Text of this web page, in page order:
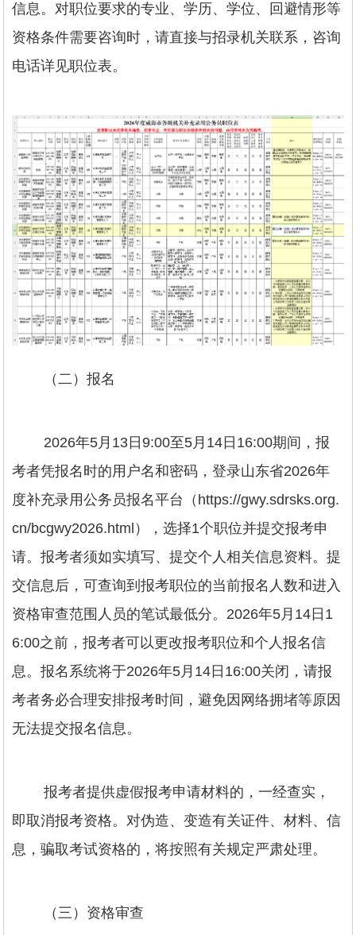
信息。对职位要求的专业、学历、学位、回避情形等
资格条件需要咨询时，请直接与招录机关联系，咨询
电话详见职位表。
（二）报名
2026年5月13日9:00至5月14日16:00期间，报
考者凭报名时的用户名和密码，登录山东省2026年
度补充录用公务员报名平台（https://gwy.sdrsks.org.
cn/bcgwy2026.html），选择1个职位并提交报考申
请。报考者须如实填写、提交个人相关信息资料。提
交信息后，可查询到报考职位的当前报名人数和进入
资格审查范围人员的笔试最低分。2026年5月14日1
6:00之前，报考者可以更改报考职位和个人报名信
息。报名系统将于2026年5月14日16:00关闭，请报
考者务必合理安排报考时间，避免因网络拥堵等原因
无法提交报名信息。
报考者提供虚假报考申请材料的，一经查实，
即取消报考资格。对伪造、变造有关证件、材料、信
息，骗取考试资格的，将按照有关规定严肃处理。
（三）资格审查